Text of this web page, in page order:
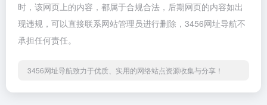
时，该网页上的内容，都属于合规合法，后期网页的内容如出
现违规，可以直接联系网站管理员进行删除，3456网址导航不
承担任何责任。
3456网址导航致力于优质、实用的网络站点资源收集与分享！